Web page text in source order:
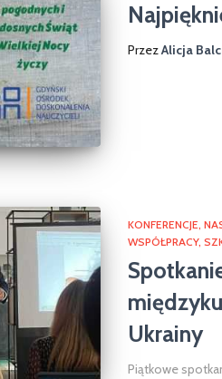
PrzezAlicja
KONFERENCJE
WSPÓŁPRACY
Ukrainy
Piątkowe